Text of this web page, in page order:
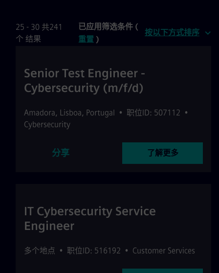
25 - 30 共241
个 结果
已应用筛选条件 (
重置)
按以下方式排序
Senior Test Engineer -
Cybersecurity (m/f/d)
Amadora, Lisboa, Portugal • 职位ID: 507112 •
Cybersecurity
分享 了解更多
IT Cybersecurity Service
Engineer
多个地点 • 职位ID: 516192 • Customer Services